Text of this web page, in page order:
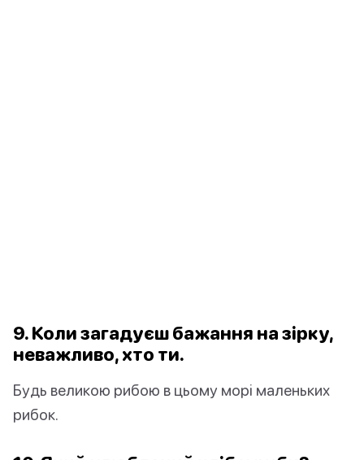
9. Коли загадуєш бажання на зірку,
неважливо, хто ти.
Будь великою рибою в цьому морі маленьких
рибок.